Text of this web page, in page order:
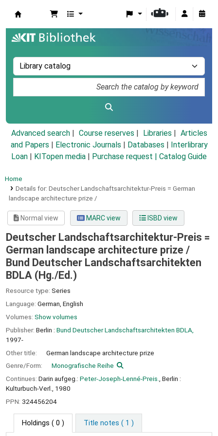
Advanced search Course reserves Libraries
Articles
and Papers
Electronic Journals Databases
Interlibrary
Loan
KITopen media Purchase request | Catalog Guide
Home
Details for: Deutscher Landschaftsarchitektur-Preis = German
landscape architecture prize /
Normal view MARC view ISBD view
Deutscher Landschaftsarchitektur-Preis =
German landscape architecture prize /
Bund Deutscher Landschaftsarchitekten
BDLA (Hg./Ed.)
Resource type: Series
Language: German English
Volumes: Show volumes
Publisher: Berlin : Bund Deutscher Landschaftsarchitekten BDLA,
1997-
Other title:
German landscape architecture prize
Genre/Form:
Monografische Reihe
Continues: Darin aufgeg.: Peter-Joseph-Lenné-Preis.
, Berlin :
Kulturbuch-Verl., 1980
PPN: 324456204
Holdings ( 0 ) Title notes ( 1 )